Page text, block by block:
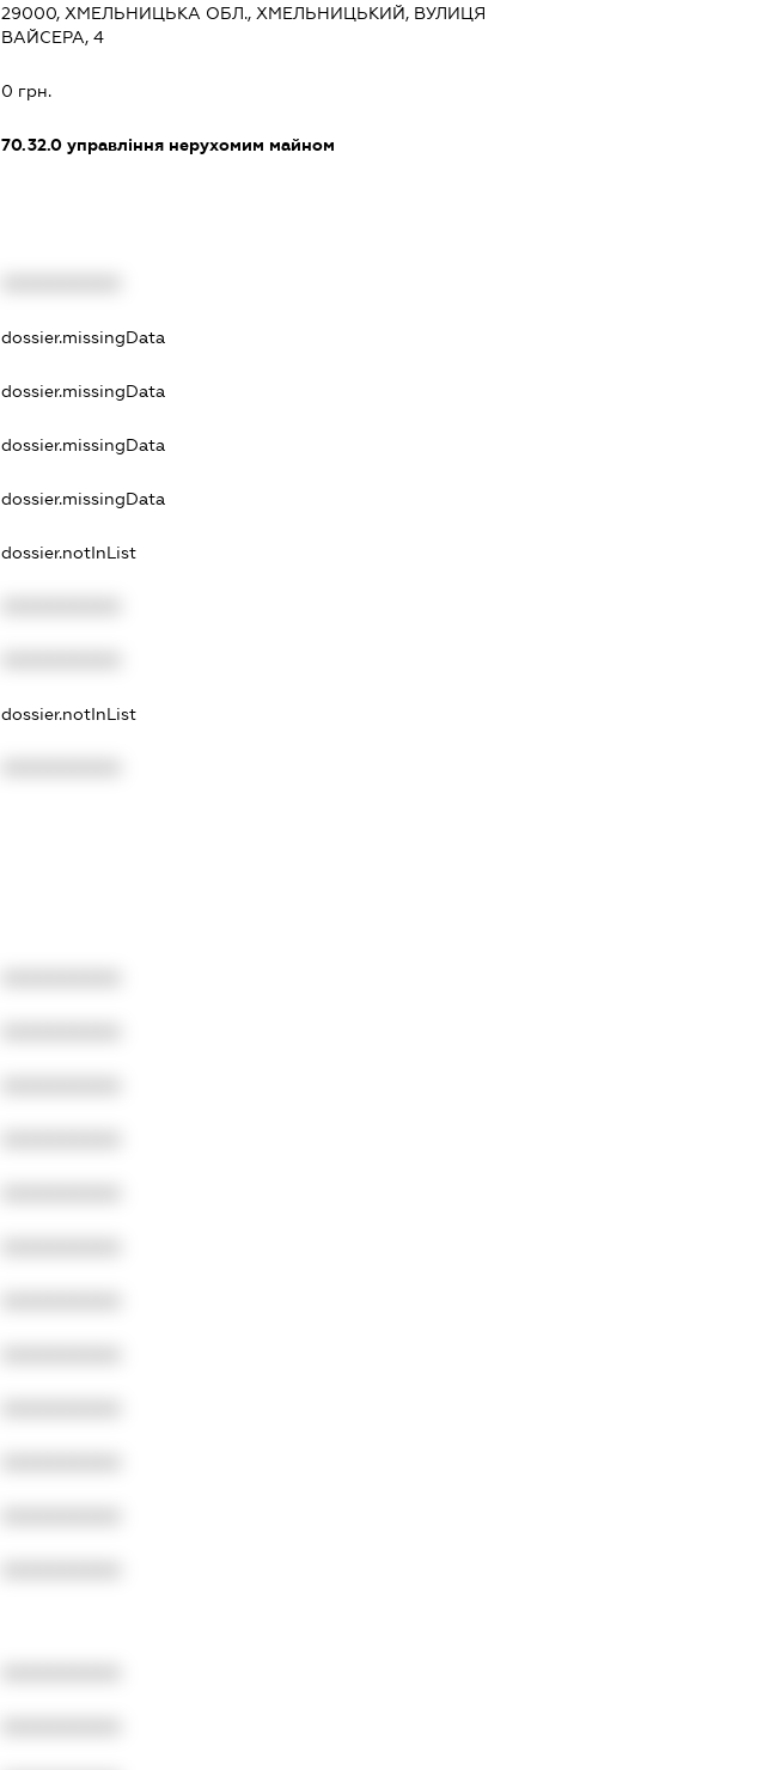
29000, ХМЕЛЬНИЦЬКА ОБЛ., ХМЕЛЬНИЦЬКИЙ, ВУЛИЦЯ
ВАЙСЕРА, 4
0 грн.
70.32.0 управління нерухомим майном
dossier.missingData
dossier.missingData
dossier.missingData
dossier.missingData
dossier.notInList
dossier.notInList